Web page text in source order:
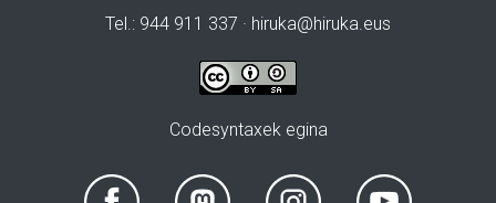
Tel.: 944 911 337 · hiruka@hiruka.eus
Codesyntaxek egina